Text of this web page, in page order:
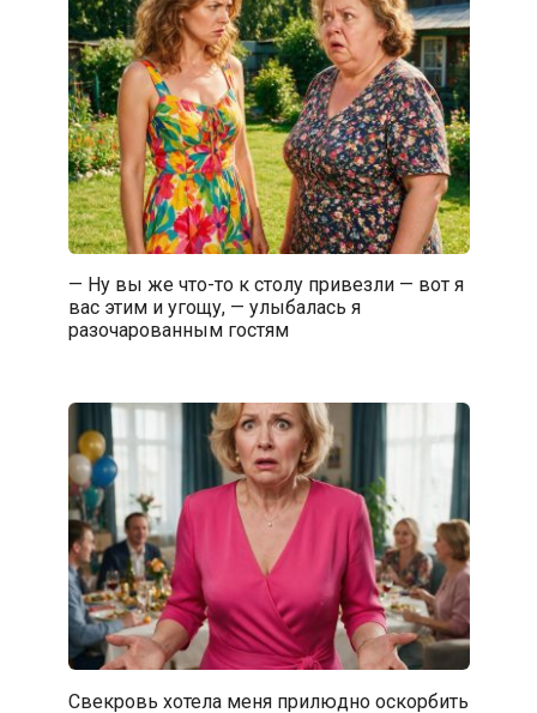
— Ну вы же что-то к столу привезли — вот я
вас этим и угощу, — улыбалась я
разочарованным гостям
Свекровь хотела меня прилюдно оскорбить